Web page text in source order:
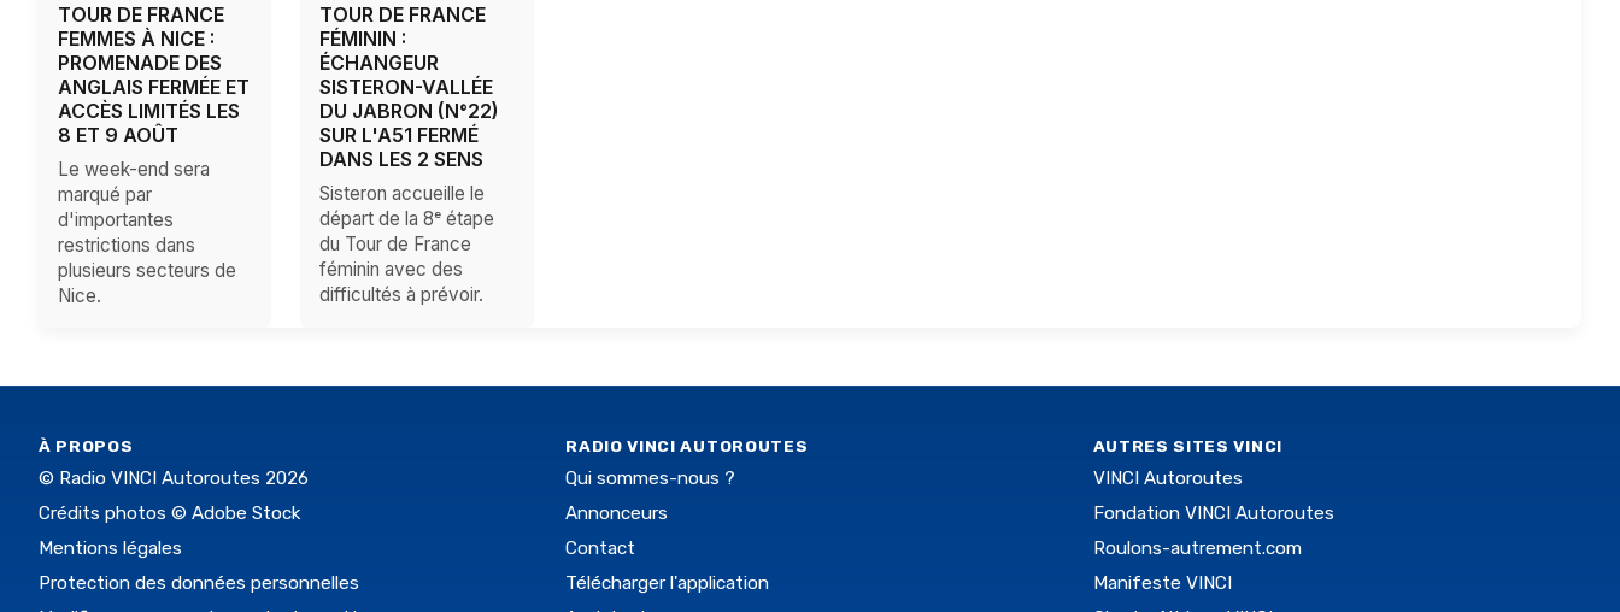
TOUR DE FRANCE
FEMMES À NICE :
PROMENADE DES
ANGLAIS FERMÉE ET
ACCÈS LIMITÉS LES
8 ET 9 AOÛT
Le week-end sera
marqué par
d'importantes
restrictions dans
plusieurs secteurs de
Nice.
TOUR DE FRANCE
FÉMININ :
ÉCHANGEUR
SISTERON-VALLÉE
DU JABRON (N°22)
SUR L'A51 FERMÉ
DANS LES 2 SENS
Sisteron accueille le
départ de la 8ᵉ étape
du Tour de France
féminin avec des
difficultés à prévoir.
À PROPOS
© Radio VINCI Autoroutes 2026
Crédits photos © Adobe Stock
Mentions légales
Protection des données personnelles
RADIO VINCI AUTOROUTES
Qui sommes-nous ?
Annonceurs
Contact
Télécharger l'application
AUTRES SITES VINCI
VINCI Autoroutes
Fondation VINCI Autoroutes
Roulons-autrement.com
Manifeste VINCI